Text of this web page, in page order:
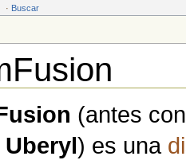
· Buscar
(antes
Uberyl) es una